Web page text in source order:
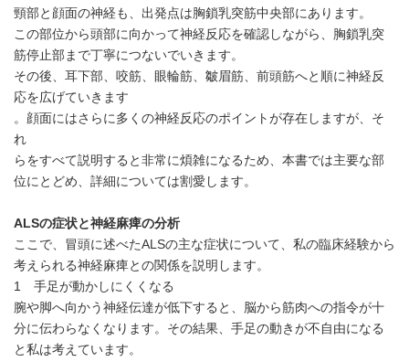
頸部と顔面の神経も、出発点は胸鎖乳突筋中央部にあります。
この部位から頭部に向かって神経反応を確認しながら、胸鎖乳突
筋停止部まで丁寧につないでいきます。
その後、耳下部、咬筋、眼輪筋、皺眉筋、前頭筋へと順に神経反
応を広げていきます
。顔面にはさらに多くの神経反応のポイントが存在しますが、そ
れ
らをすべて説明すると非常に煩雑になるため、本書では主要な部
位にとどめ、詳細については割愛します。
ALSの症状と神経麻痺の分析
ここで、冒頭に述べたALSの主な症状について、私の臨床経験から
考えられる神経麻痺との関係を説明します。
1 手足が動かしにくくなる
腕や脚へ向かう神経伝達が低下すると、脳から筋肉への指令が十
分に伝わらなくなります。その結果、手足の動きが不自由になる
と私は考えています。